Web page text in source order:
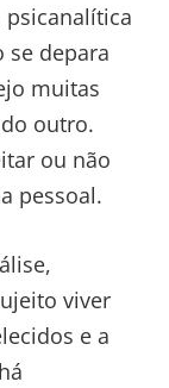
psicanalítica
se depara
muitas
outro.
ou não
pessoal.
viver
e a